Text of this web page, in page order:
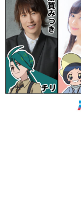
ゲー
「経験値
の起源や
イニーP氏
カテゴリ
特集記事
マンガ